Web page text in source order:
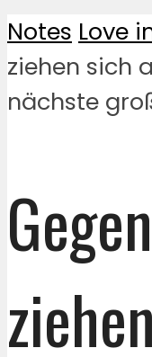
Notes Love
ziehen sich
nächste